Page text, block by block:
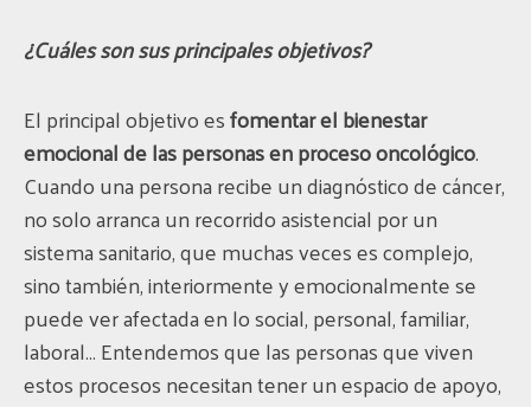
¿Cuáles son sus principales objetivos?
El principal objetivo esfomentar el bienestar
emocional de las personas en proceso oncológico.
Cuando una persona recibe un diagnóstico de cáncer,
no solo arranca un recorrido asistencial por un
sistema sanitario, que muchas veces es complejo,
sino también, interiormente y emocionalmente se
puede ver afectada en lo social, personal, familiar,
laboral… Entendemos que las personas que viven
estos procesos necesitan tener un espacio de apoyo,